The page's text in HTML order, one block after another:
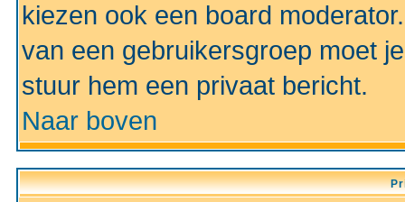
kiezen ook een board
van een gebruikersgroep moet
stuur hem een privaat bericht.
Naar boven